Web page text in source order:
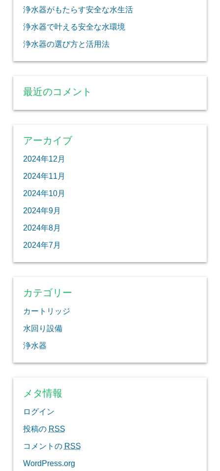
浄水器がもたらす安全な水生活
浄水器で叶える安全な水環境
浄水器の選び方と活用法
最近のコメント
アーカイブ
2024年12月
2024年11月
2024年10月
2024年9月
2024年8月
2024年7月
カテゴリー
カートリッジ
水回り設備
浄水器
メタ情報
ログイン
投稿の RSS
コメントの RSS
WordPress.org